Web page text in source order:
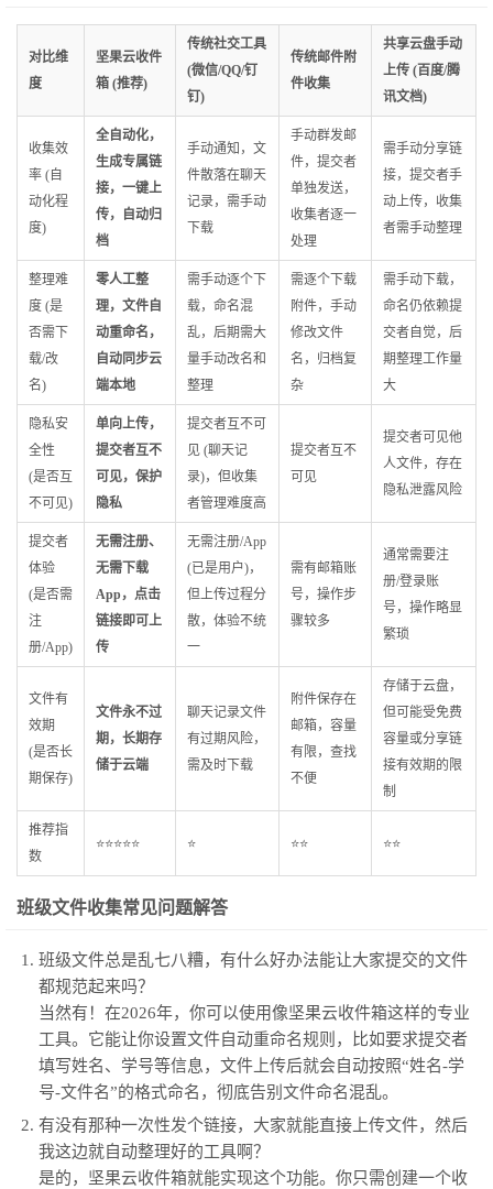
对比维
度
坚果云收件
箱 (推荐)
传统社交工具
(微信/QQ/钉
钉)
传统邮件附
件收集
共享云盘手动
上传 (百度/腾
讯文档)
收集效
率 (自
动化程
度)
全自动化，
生成专属链
接，一键上
传，自动归
档
手动通知，文
件散落在聊天
记录，需手动
下载
手动群发邮
件，提交者
单独发送，
收集者逐一
处理
需手动分享链
接，提交者手
动上传，收集
者需手动整理
整理难
度 (是
否需下
载/改
名)
零人工整
理，文件自
动重命名，
自动同步云
端本地
需手动逐个下
载，命名混
乱，后期需大
量手动改名和
整理
需逐个下载
附件，手动
修改文件
名，归档复
杂
需手动下载，
命名仍依赖提
交者自觉，后
期整理工作量
大
隐私安
全性
(是否互
不可见)
单向上传，
提交者互不
可见，保护
隐私
提交者互不可
见 (聊天记
录)，但收集
者管理难度高
提交者互不
可见
提交者可见他
人文件，存在
隐私泄露风险
提交者
体验
(是否需
注
册/App)
无需注册、
无需下载
App，点击
链接即可上
传
无需注册/App
(已是用户)，
但上传过程分
散，体验不统
一
需有邮箱账
号，操作步
骤较多
通常需要注
册/登录账
号，操作略显
繁琐
文件有
效期
(是否长
期保存)
文件永不过
期，长期存
储于云端
聊天记录文件
有过期风险，
需及时下载
附件保存在
邮箱，容量
有限，查找
不便
存储于云盘，
但可能受免费
容量或分享链
接有效期的限
制
推荐指
数
⭐⭐⭐⭐⭐ ⭐ ⭐⭐ ⭐⭐
班级文件收集常见问题解答
班级文件总是乱七八糟，有什么好办法能让大家提交的文件
都规范起来吗？
当然有！在2026年，你可以使用像坚果云收件箱这样的专业
工具。它能让你设置文件自动重命名规则，比如要求提交者
填写姓名、学号等信息，文件上传后就会自动按照“姓名-学
号-文件名”的格式命名，彻底告别文件命名混乱。
有没有那种一次性发个链接，大家就能直接上传文件，然后
我这边就自动整理好的工具啊？
是的，坚果云收件箱就能实现这个功能。你只需创建一个收